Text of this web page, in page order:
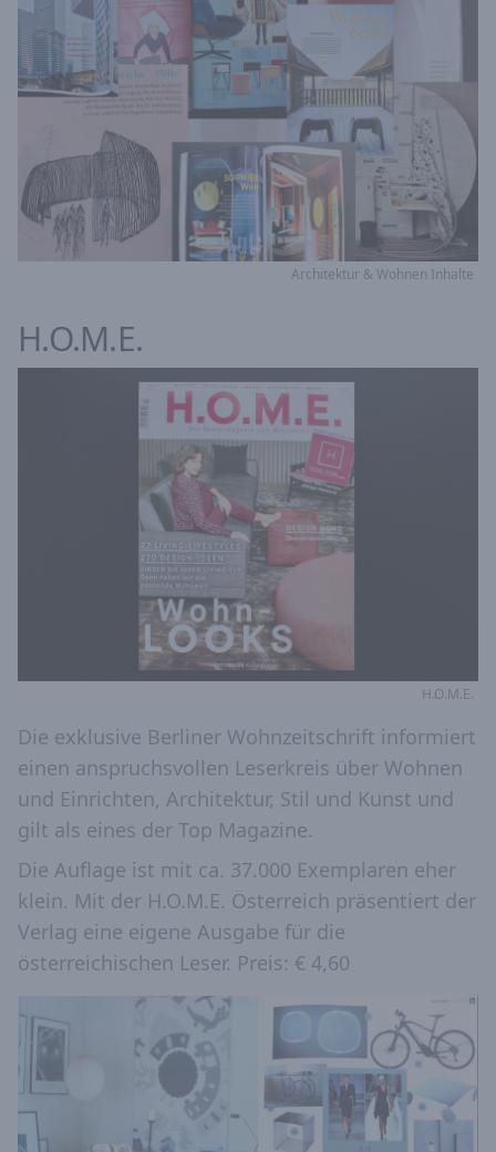
Architektur & Wohnen Inhalte
H.O.M.E.
H.O.M.E.
Die exklusive Berliner Wohnzeitschrift informiert
einen anspruchsvollen Leserkreis über Wohnen
und Einrichten, Architektur, Stil und Kunst und
gilt als eines der Top Magazine.
Die Auflage ist mit ca. 37.000 Exemplaren eher
klein. Mit der H.O.M.E. Österreich präsentiert der
Verlag eine eigene Ausgabe für die
österreichischen Leser. Preis: € 4,60